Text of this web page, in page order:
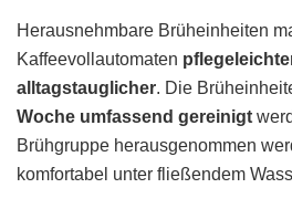
Herausnehmbare Brüheinheiten
Kaffeevollautomaten
alltagstauglicher. Die
Woche umfassend gereinigt
Brühgruppe herausgenommen
komfortabel unter fließendem